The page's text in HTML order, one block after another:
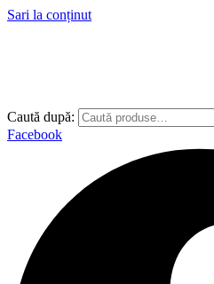
Sari la conținut
Caută după:
Facebook